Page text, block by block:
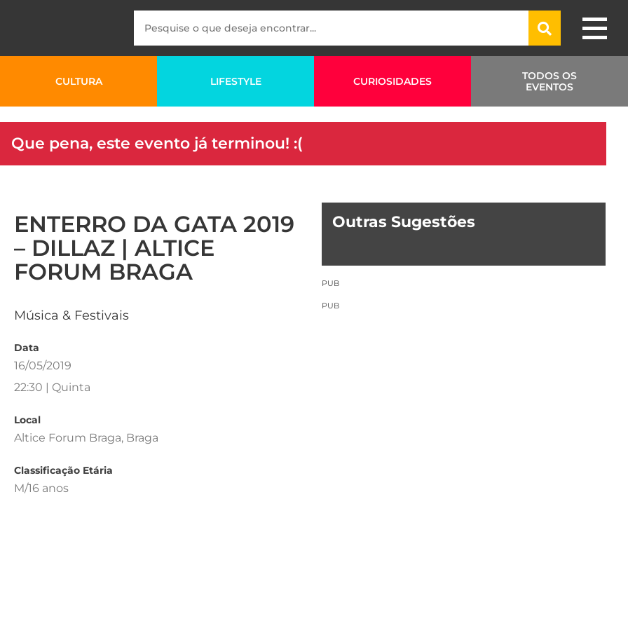
CULTURA LIFESTYLE CURIOSIDADES
TODOS OS
EVENTOS
Que pena, este evento já terminou! :(
ENTERRO DA GATA 2019
– DILLAZ | ALTICE
FORUM BRAGA
Música & Festivais
Data
16/05/2019
22:30 | Quinta
Local
Altice Forum Braga, Braga
Classificação Etária
M/16 anos
Outras Sugestões
PUB
PUB